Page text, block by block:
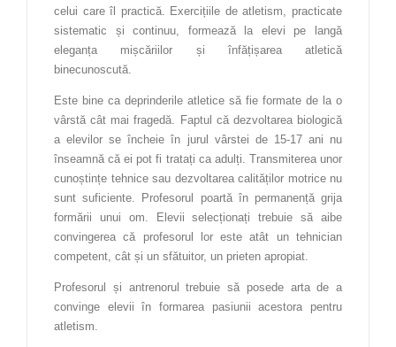
Managementul calității
Marketing
Materiale de construcții
Materii prime și materiale
Mecanică
Muzică
Pedagogie
Silvicultură
Studiul calității produselor și serviciilor
celui care îl practică. Exercițiile de atletism, practicate
sistematic și continuu, formează la elevi pe langă
eleganța mișcăriilor și înfățișarea atletică
binecunoscută.
Este bine ca deprinderile atletice să fie formate de la o
vârstă cât mai fragedă. Faptul că dezvoltarea biologică
a elevilor se încheie în jurul vârstei de 15-17 ani nu
înseamnă că ei pot fi tratați ca adulți. Transmiterea unor
cunoștințe tehnice sau dezvoltarea calităților motrice nu
sunt suficiente. Profesorul poartă în permanență grija
formării unui om. Elevii selecționați trebuie să aibe
convingerea că profesorul lor este atât un tehnician
competent, cât și un sfătuitor, un prieten apropiat.
Profesorul și antrenorul trebuie să posede arta de a
convinge elevii în formarea pasiunii acestora pentru
atletism.